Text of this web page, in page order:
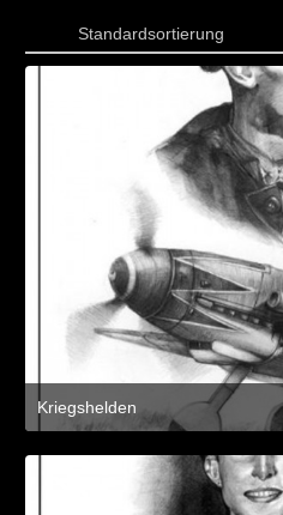
Standardsortierung
Kriegshelden
8. März 2021 um 11:21
2